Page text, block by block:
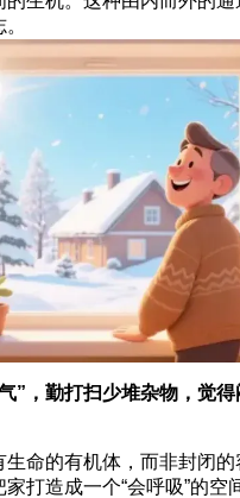
”，勤打扫少堆杂物，觉
生命的有机体，而非封闭
打造成一个“会呼吸”的空